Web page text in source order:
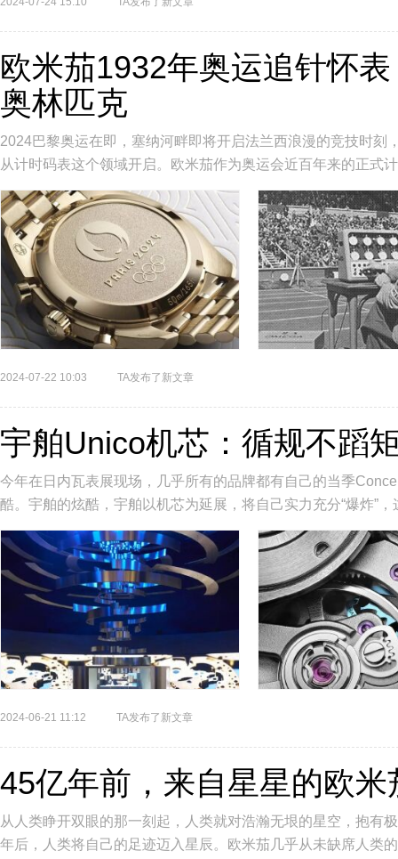
欧米茄1932年奥运追针怀
奥林匹克
2024巴黎奥运在即，塞纳河畔即将‬开启法兰西‬浪漫的‬竞技‬时
从‬计时码表‬这个‬领域‬开启‬。欧米茄作为奥运会近百年来的正式
2024-07-22 10:03 TA发布了新文章
宇舶Unico机芯：循规不蹈
今年在日内瓦表展现场，几乎所有的品牌都有自己的当季
酷。宇舶的炫酷，宇舶以机芯为延展，将自己实力充分“爆炸”
次提到，现代机芯的...
2024-06-21 11:12 TA发布了新文章
45亿年前，来自星星的欧米
从人类睁开双眼的那一刻起，人类就对浩瀚无垠的星空，抱有
年后，人类将自己的足迹迈入星辰。欧米茄几乎从未缺席人类